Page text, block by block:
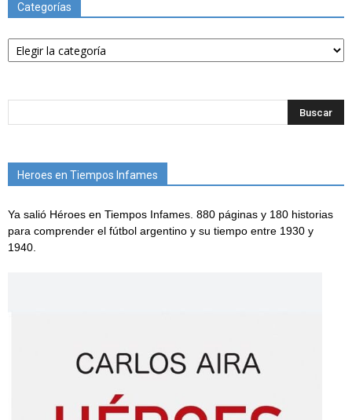
Categorías
Categorías
Heroes en Tiempos Infames
Ya salió Héroes en Tiempos Infames. 880 páginas y 180 historias
para comprender el fútbol argentino y su tiempo entre 1930 y
1940.